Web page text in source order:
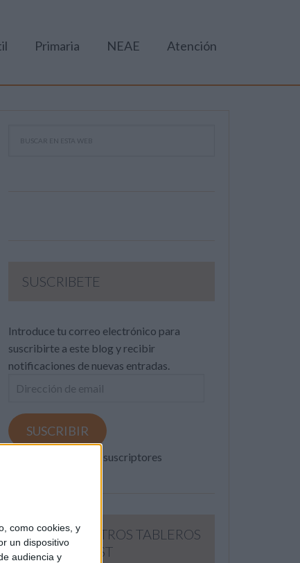
como cookies, y
un dispositivo
audiencia y
Primaria NEAE Atención
SUSCRIBETE
Introduce tu correo electrónico para
suscribirte a este blog y recibir
notificaciones de nuevas entradas.
Dirección
email
SUSCRIBIR
Únete a otros 371K suscriptores
SIGUE NUESTROS TABLEROS
EN PINTEREST